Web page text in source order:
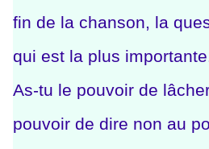
fin de la chanson, la
qui est la plus
As-tu le pouvoir de
pouvoir de dire non au